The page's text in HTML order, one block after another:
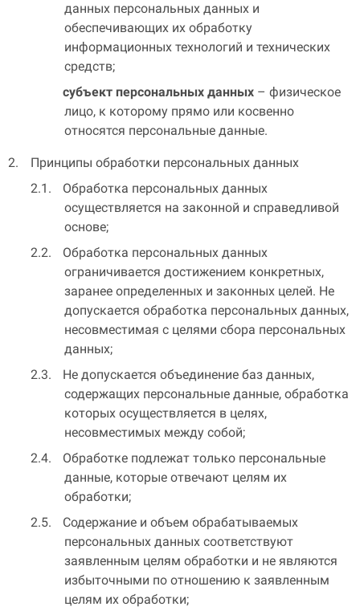
данных персональных данных и
обеспечивающих их обработку
информационных технологий и технических
средств;
субъект персональных данных – физическое
лицо, к которому прямо или косвенно
относятся персональные данные.
Принципы обработки персональных данных
Обработка персональных данных
осуществляется на законной и справедливой
основе;
Обработка персональных данных
ограничивается достижением конкретных,
заранее определенных и законных целей. Не
допускается обработка персональных данных,
несовместимая с целями сбора персональных
данных;
Не допускается объединение баз данных,
содержащих персональные данные, обработка
которых осуществляется в целях,
несовместимых между собой;
Обработке подлежат только персональные
данные, которые отвечают целям их
обработки;
Содержание и объем обрабатываемых
персональных данных соответствуют
заявленным целям обработки и не являются
избыточными по отношению к заявленным
целям их обработки;